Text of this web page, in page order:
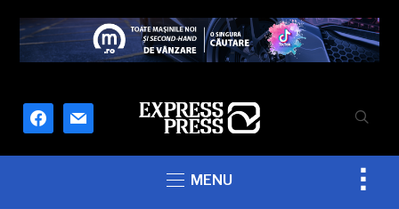
facebook
mail
MENU